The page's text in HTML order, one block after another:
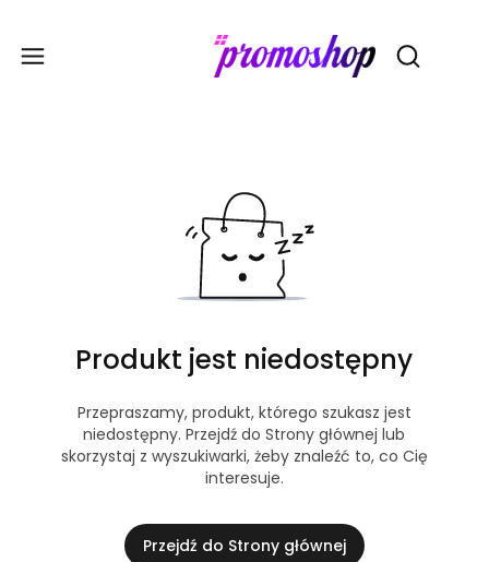
Otwórz
Produkt jest niedostępny
Przepraszamy, produkt, którego szukasz jest
niedostępny. Przejdź do Strony głównej lub
skorzystaj z wyszukiwarki, żeby znaleźć to, co Cię
interesuje.
Przejdź do Strony głównej